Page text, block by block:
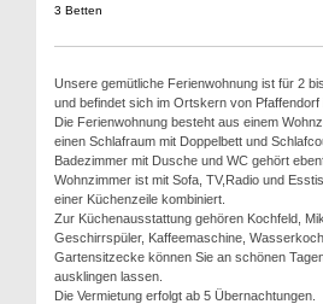
3 Betten
Unsere gemütliche Ferienwohnung ist für 2
und befindet sich im Ortskern von Pfaffendorf
Die Ferienwohnung besteht aus einem
einen Schlafraum mit Doppelbett und
Badezimmer mit Dusche und WC gehört
Wohnzimmer ist mit Sofa, TV,Radio und
einer Küchenzeile kombiniert.
Zur Küchenausstattung gehören Kochfeld,
Geschirrspüler, Kaffeemaschine,
Gartensitzecke können Sie an schönen
ausklingen lassen.
Die Vermietung erfolgt ab 5 Übernachtungen.